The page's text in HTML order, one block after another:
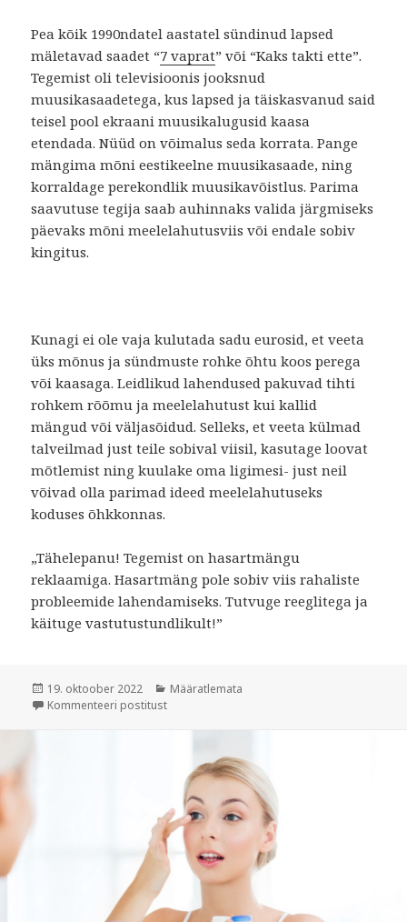
Pea kõik 1990ndatel aastatel sündinud lapsed
mäletavad saadet “7 vaprat” või “Kaks takti ette”.
Tegemist oli televisioonis jooksnud
muusikasaadetega, kus lapsed ja täiskasvanud said
teisel pool ekraani muusikalugusid kaasa
etendada. Nüüd on võimalus seda korrata. Pange
mängima mõni eestikeelne muusikasaade, ning
korraldage perekondlik muusikavõistlus. Parima
saavutuse tegija saab auhinnaks valida järgmiseks
päevaks mõni meelelahutusviis või endale sobiv
kingitus.
Kunagi ei ole vaja kulutada sadu eurosid, et veeta
üks mõnus ja sündmuste rohke õhtu koos perega
või kaasaga. Leidlikud lahendused pakuvad tihti
rohkem rõõmu ja meelelahutust kui kallid
mängud või väljasõidud. Selleks, et veeta külmad
talveilmad just teile sobival viisil, kasutage loovat
mõtlemist ning kuulake oma ligimesi- just neil
võivad olla parimad ideed meelelahutuseks
koduses õhkkonnas.
„Tähelepanu! Tegemist on hasartmängu
reklaamiga. Hasartmäng pole sobiv viis rahaliste
probleemide lahendamiseks. Tutvuge reeglitega ja
käituge vastutustundlikult!”
Postitatud
19. oktoober 2022 Rubriigid
Määratlemata
Kommenteeri postitust